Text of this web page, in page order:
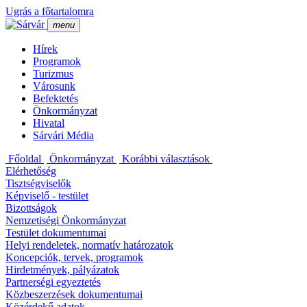
Ugrás a főtartalomra
menu
Hí­rek
Programok
Turizmus
Városunk
Befektetés
Önkormányzat
Hivatal
Sárvári Média
Főoldal
Önkormányzat
Korábbi választások
Elérhetőség
Tisztségviselők
Képviselő - testület
Bizottságok
Nemzetiségi Önkormányzat
Testület dokumentumai
Helyi rendeletek, normatí­v határozatok
Koncepciók, tervek, programok
Hirdetmények, pályázatok
Partnerségi egyeztetés
Közbeszerzések dokumentumai